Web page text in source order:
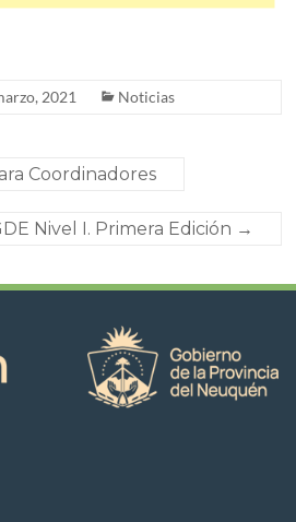
2021 Noticias
Coordinadores
Nivel I. Primera Edición →